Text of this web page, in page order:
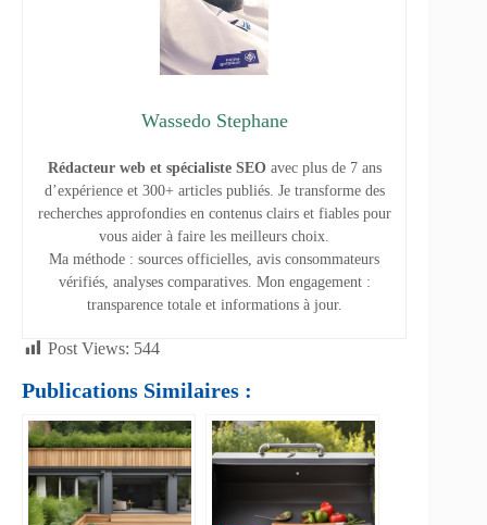
Wassedo Stephane
Rédacteur web et spécialiste SEOavec plus de 7 ans
d’expérience et 300+ articles publiés. Je transforme des
recherches approfondies en contenus clairs et fiables pour
vous aider à faire les meilleurs choix.
Ma méthode : sources officielles, avis consommateurs
vérifiés, analyses comparatives. Mon engagement :
transparence totale et informations à jour.
Post Views: 544
Publications Similaires :